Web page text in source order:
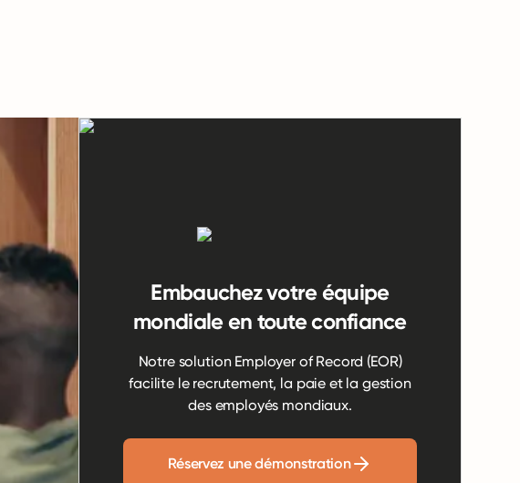
Embauchez votre équipe
mondiale en toute confiance
Notre solution Employer of Record (EOR)
facilite le recrutement, la paie et la gestion
des employés mondiaux.
Réservez une démonstration